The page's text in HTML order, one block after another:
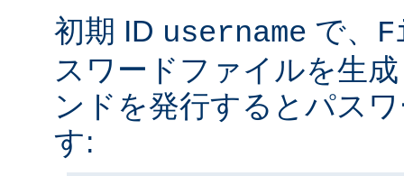
初期 ID username で、
スワードファイルを生
ンドを発行するとパス
す: